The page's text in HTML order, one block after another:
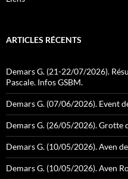
ARTICLES RÉCENTS
Demars G. (21-22/07/2026).
Pascale. Infos GSBM.
Demars G. (07/06/2026). Event
Demars G. (26/05/2026). Grotte
Demars G. (10/05/2026). Aven
Demars G. (10/05/2026). Aven